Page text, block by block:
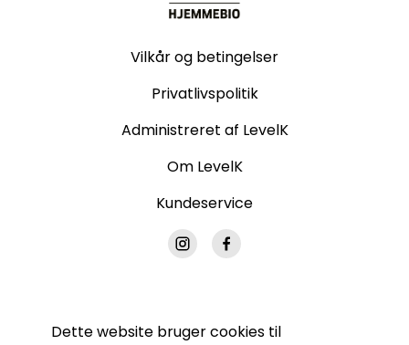
Dette website bruger cookies til
Vilkår og betingelser
Privatlivspolitik
Administreret af LevelK
Om LevelK
Kundeservice